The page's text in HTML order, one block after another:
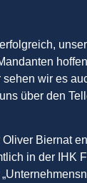
sehen wir es
über den
Biernat
in der IHK